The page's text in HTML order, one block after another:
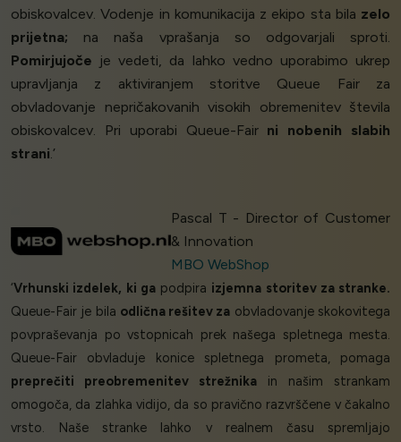
obiskovalcev. Vodenje in komunikacija z ekipo sta bila zelo
prijetna; na naša vprašanja so odgovarjali sproti.
Pomirjujoče je vedeti, da lahko vedno uporabimo ukrep
upravljanja z aktiviranjem storitve Queue Fair za
obvladovanje nepričakovanih visokih obremenitev števila
obiskovalcev. Pri uporabi Queue-Fair ni nobenih slabih
strani.’
Pascal T - Director of Customer
& Innovation
MBO WebShop
‘Vrhunski izdelek, ki gapodpira izjemna storitev za stranke.
Queue-Fair je bila odlična rešitev za obvladovanje skokovitega
povpraševanja po vstopnicah prek našega spletnega mesta.
Queue-Fair obvladuje konice spletnega prometa, pomaga
preprečiti preobremenitev strežnika in našim strankam
omogoča, da zlahka vidijo, da so pravično razvrščene v čakalno
vrsto. Naše stranke lahko v realnem času spremljajo